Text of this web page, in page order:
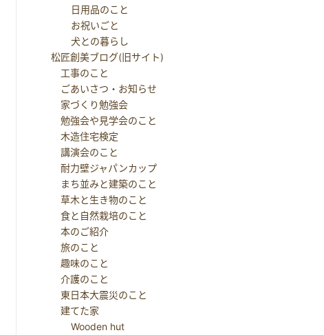
日用品のこと
お祝いごと
犬との暮らし
松匠創美ブログ(旧サイト)
工事のこと
ごあいさつ・お知らせ
家づくり勉強会
勉強会や見学会のこと
木造住宅検定
講演会のこと
耐力壁ジャパンカップ
まち並みと建築のこと
草木と生き物のこと
食と自然栽培のこと
本のご紹介
旅のこと
趣味のこと
介護のこと
東日本大震災のこと
建てた家
Wooden hut